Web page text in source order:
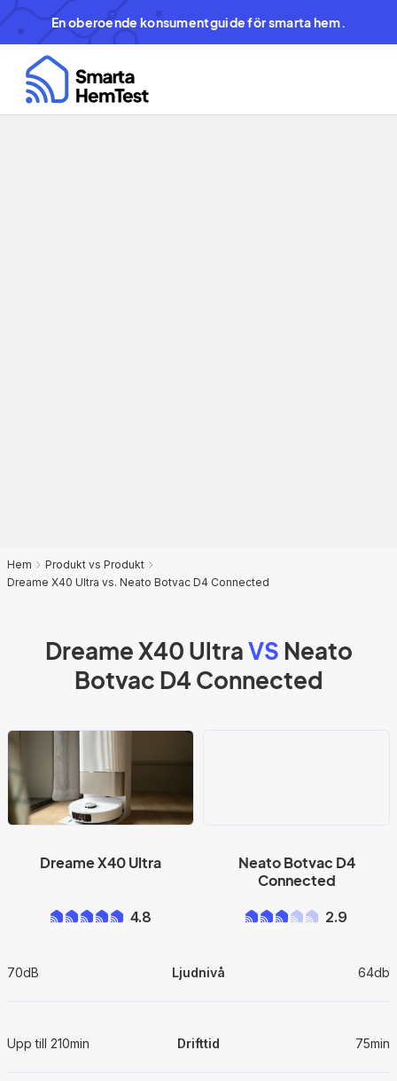
En oberoende konsumentguide för smarta hem.
Hem
Produkt vs Produkt
Dreame X40 Ultra vs. Neato Botvac D4 Connected
Dreame X40 UltraVS Neato
Botvac D4 Connected
Dreame X40 Ultra
4.8
Neato Botvac D4
Connected
2.9
70dB Ljudnivå 64db
Upp till 210min Drifttid 75min